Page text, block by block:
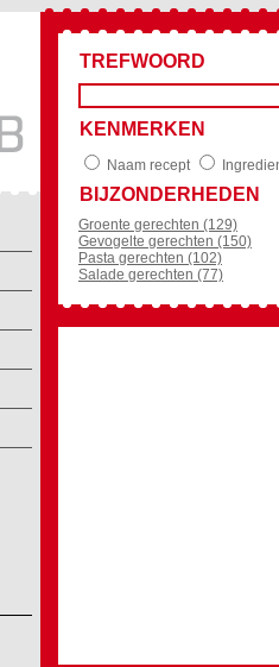
TREFWOORD
KENMERKEN
Naam recept
BIJZONDERHEDEN
Groente gerechten (129)
Gevogelte gerechten (150)
Pasta gerechten (102)
Salade gerechten (77)